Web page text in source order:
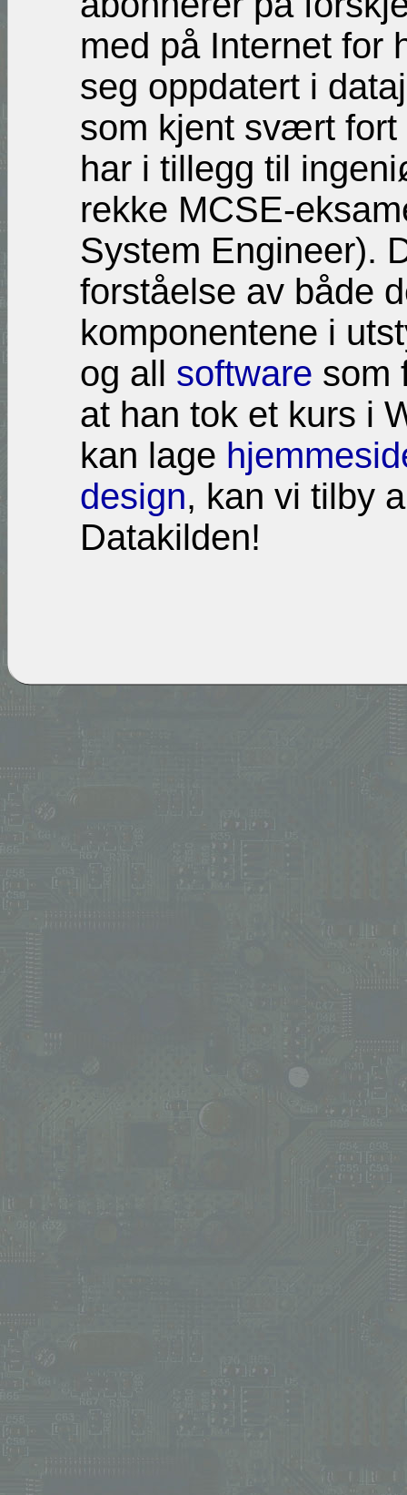
med på Internet for
seg oppdatert i
som kjent svært fort
har i tillegg til
rekke MCSE-
System Engineer).
forståelse av både
komponentene i
og all software som
at han tok et kurs i
kan lage
design, kan vi tilby
Datakilden!